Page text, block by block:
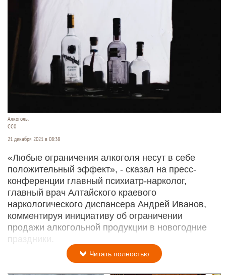
Алкоголь.
CC0
21 декабря 2021 в 08:38
«Любые ограничения алкоголя несут в себе
положительный эффект», - сказал на пресс-
конференции главный психиатр-нарколог,
главный врач Алтайского краевого
наркологического диспансера Андрей Иванов,
комментируя инициативу об ограничении
продажи алкогольной продукции в новогодние
праздники.
Читать полностью